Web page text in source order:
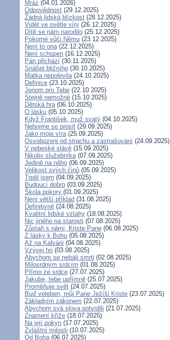
Mráz (04.01.2026)
Odpovědnost (29.12.2025)
Žádná lidská blízkost (28.12.2025)
Vidět ve světle víry (26.12.2025)
Dítě se nám narodilo (25.12.2025)
Pokorné vůči Němu (23.12.2025)
Není to ona(22.12.2025)
Není schopen (16.12.2025)
Pán přichází (30.11.2025)
Snášet bližního (30.10.2025)
Matka nepolevila(24.10.2025)
Definice (23.10.2025)
Jenom pro Tebe (22.10.2025)
Stejně nemožné (15.10.2025)
Dětská hra(06.10.2025)
O lásku (05.10.2025)
Když František, muž svatý (04.10.2025)
Nebojme se prosit (29.09.2025)
Jako moje víra(25.09.2025)
Osvobozeni od strachu a zastrašování (24.09.2025)
V nebeské slávě (15.09.2025)
Nikoliv služebníka(07.09.2025)
Jedině na něho (06.09.2025)
Velikost svých činů (05.09.2025)
Trpěl jsem (04.09.2025)
Budoucí dobro (03.09.2025)
Škola pokory (01.09.2025)
Není větší příklad (31.08.2025)
Definitivně (24.08.2025)
Kvalitní lidské vztahy (18.08.2025)
Nic jiného na starosti (07.08.2025)
Zůstaň s námi, Kriste Pane (06.08.2025)
Z lásky k Bohu (05.08.2025)
Až na Kalvárii (04.08.2025)
Vzývej ho (03.08.2025)
Abychom se nebáli smrti (02.08.2025)
Milosrdným srdcím (01.08.2025)
Přímo ze srdce (27.07.2025)
Jakube, tebe upřímně (25.07.2025)
Proměňuje svět (24.07.2025)
Buď veleben, můj Pane Ježíši Kriste (23.07.2025)
Základním zákonem (22.07.2025)
Abychom svá slova potvrdili (21.07.2025)
Znamení kříže (18.07.2025)
Na její pokyn (17.07.2025)
Zvláštní milosti (10.07.2025)
Od Boha(06.07.2025)